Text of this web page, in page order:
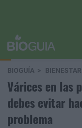
BIOGUÍA BIENESTAR
Várices en las
debes evitar
problema